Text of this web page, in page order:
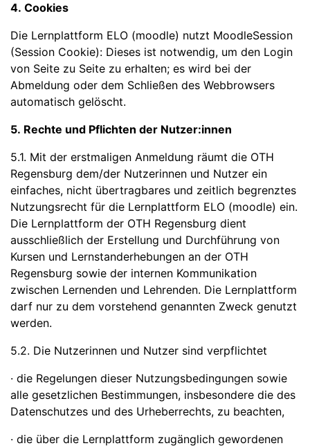
4. Cookies
Die Lernplattform ELO (moodle) nutzt MoodleSession
(Session Cookie): Dieses ist notwendig, um den Login
von Seite zu Seite zu erhalten; es wird bei der
Abmeldung oder dem Schließen des Webbrowsers
automatisch gelöscht.
5. Rechte und Pflichten der Nutzer:innen
5.1. Mit der erstmaligen Anmeldung räumt die OTH
Regensburg dem/der Nutzerinnen und Nutzer ein
einfaches, nicht übertragbares und zeitlich begrenztes
Nutzungsrecht für die Lernplattform ELO (moodle) ein.
Die Lernplattform der OTH Regensburg dient
ausschließlich der Erstellung und Durchführung von
Kursen und Lernstanderhebungen an der OTH
Regensburg sowie der internen Kommunikation
zwischen Lernenden und Lehrenden. Die Lernplattform
darf nur zu dem vorstehend genannten Zweck genutzt
werden.
5.2. Die Nutzerinnen und Nutzer sind verpflichtet
· die Regelungen dieser Nutzungsbedingungen sowie
alle gesetzlichen Bestimmungen, insbesondere die des
Datenschutzes und des Urheberrechts, zu beachten,
· die über die Lernplattform zugänglich gewordenen